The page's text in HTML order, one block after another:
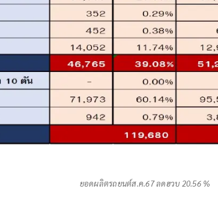
ยอดผลิตรถยนต์ส.ค.67 ลดฮวบ 20.56 %